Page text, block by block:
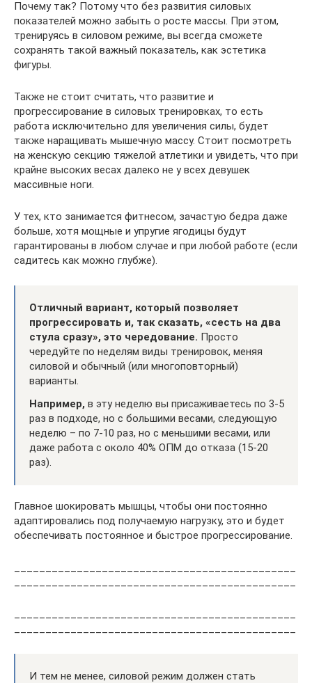
Почему так? Потому что без развития силовых
показателей можно забыть о росте массы. При этом,
тренируясь в силовом режиме, вы всегда сможете
сохранять такой важный показатель, как эстетика
фигуры.
Также не стоит считать, что развитие и
прогрессирование в силовых тренировках, то есть
работа исключительно для увеличения силы, будет
также наращивать мышечную массу. Стоит посмотреть
на женскую секцию тяжелой атлетики и увидеть, что при
крайне высоких весах далеко не у всех девушек
массивные ноги.
У тех, кто занимается фитнесом, зачастую бедра даже
больше, хотя мощные и упругие ягодицы будут
гарантированы в любом случае и при любой работе (если
садитесь как можно глубже).
Отличный вариант, который позволяет
прогрессировать и, так сказать, «сесть на два
стула сразу», это чередование. Просто
чередуйте по неделям виды тренировок, меняя
силовой и обычный (или многоповторный)
варианты.
Например, в эту неделю вы присаживаетесь по 3-5
раз в подходе, но с большими весами, следующую
неделю – по 7-10 раз, но с меньшими весами, или
даже работа с около 40% ОПМ до отказа (15-20
раз).
Главное шокировать мышцы, чтобы они постоянно
адаптировались под получаемую нагрузку, это и будет
обеспечивать постоянное и быстрое прогрессирование.
И тем не менее, силовой режим должен стать